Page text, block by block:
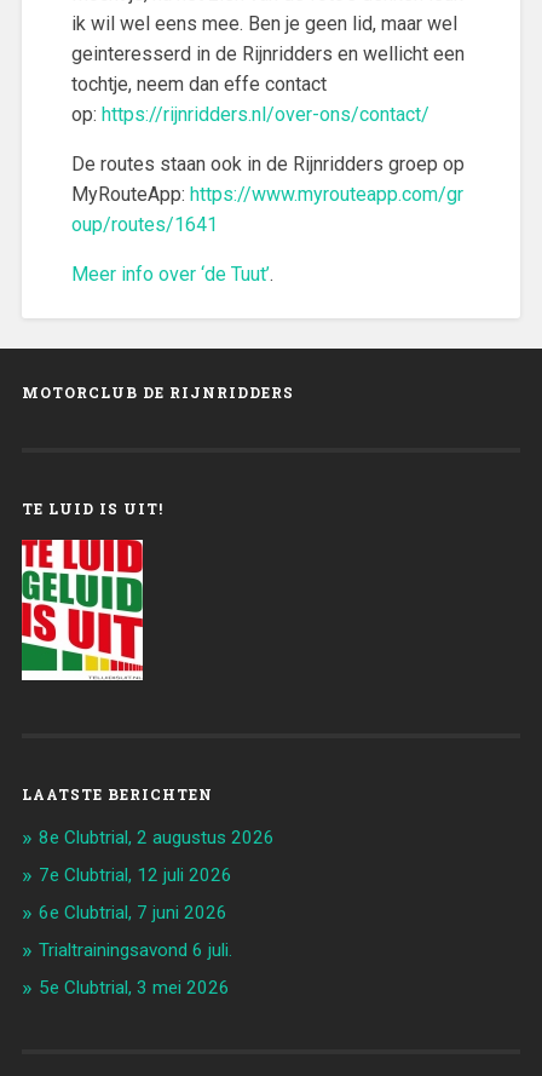
ik wil wel eens mee. Ben je geen lid, maar wel
geinteresserd in de Rijnridders en wellicht een
tochtje, neem dan effe contact
op:https://rijnridders.nl/over-ons/contact/
De routes staan ook in de Rijnridders groep op
MyRouteApp:https://www.myrouteapp.com/gr
oup/routes/1641
Meer info over ‘de Tuut’.
MOTORCLUB DE RIJNRIDDERS
TE LUID IS UIT!
LAATSTE BERICHTEN
8e Clubtrial, 2 augustus 2026
7e Clubtrial, 12 juli 2026
6e Clubtrial, 7 juni 2026
Trialtrainingsavond 6 juli.
5e Clubtrial, 3 mei 2026